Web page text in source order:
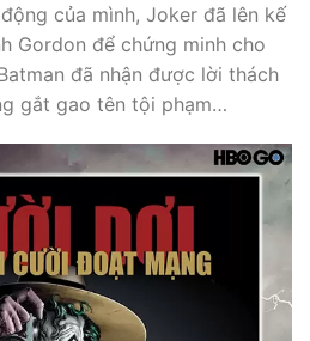
của mình, Joker đã lên kế
Gordon để chứng minh cho
đã nhận được lời thách
gắt gao tên tội phạm…